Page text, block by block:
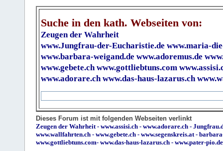
Suche in den kath. Webseiten von:
Zeugen der Wahrheit
www.Jungfrau-der-Eucharistie.de www.maria-
www.barbara-weigand.de www.adoremus.de
www.gebete.ch www.gottliebtuns.com
www.adorare.ch www.das-haus-lazarus.ch
Dieses Forum ist mit folgenden Webseiten verlinkt
Zeugen der Wahrheit- www.assisi.ch - www.adorare.ch -
www.wallfahrten.ch - www.gebete.ch - www.segenskreis.at-
www.gottliebtuns.com- www.das-haus-lazarus.ch - www.pater-pio.de